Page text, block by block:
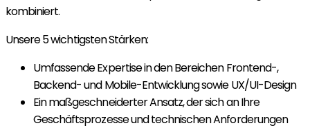
kombiniert.
Unsere 5 wichtigsten Stärken:
Umfassende Expertise in den Bereichen Frontend-,
Backend- und Mobile-Entwicklung sowie UX/UI-Design
Ein maßgeschneiderter Ansatz, der sich an Ihre
Geschäftsprozesse und technischen Anforderungen